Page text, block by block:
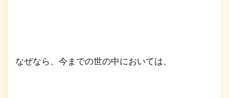
なぜなら、今までの世の中においては、